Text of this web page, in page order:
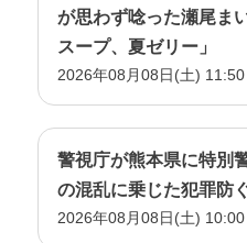
が思わず唸った瀬尾ま
スープ、夏ゼリー」
2026年08月08日(土) 11:50
警視庁が熊本県に特別
の混乱に乗じた犯罪防
2026年08月08日(土) 10:00